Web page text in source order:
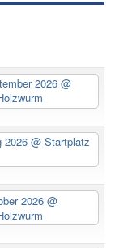
2026@
2026@ Startplatz
2026@